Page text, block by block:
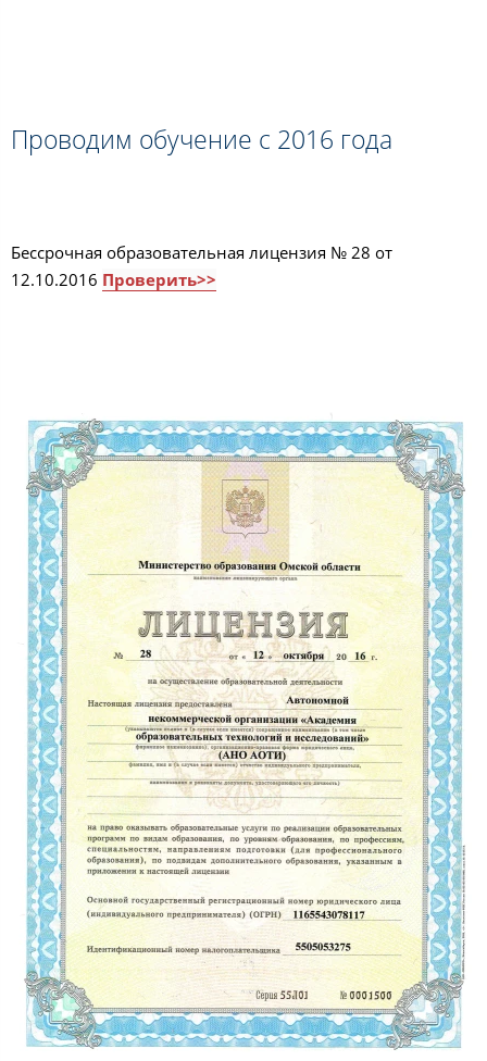
Проводим обучение с 2016 года
Бессрочная образовательная лицензия № 28 от
12.10.2016 Проверить>>